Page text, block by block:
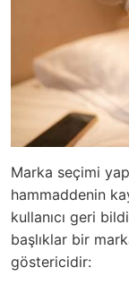
Marka seçimi
hammaddenin
kullanıcı geri
başlıklar bir
göstericidir: